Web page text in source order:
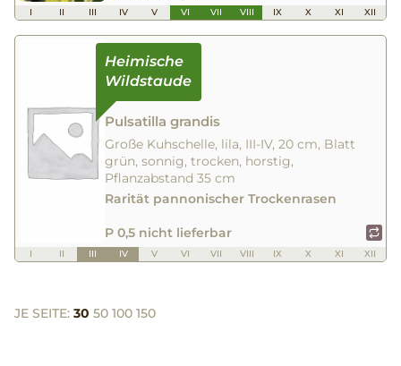
I II III IV V VI VII VIII IX X XI XII
Pulsatilla grandis
Große Kuhschelle, lila, III-IV, 20 cm, Blatt
grün, sonnig, trocken, horstig,
Pflanzabstand 35 cm
Rarität pannonischer Trockenrasen
P 0,5 nicht lieferbar
I II III IV V VI VII VIII IX X XI XII
JE SEITE: 30 50 100 150